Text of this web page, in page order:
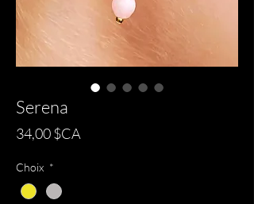
Serena
34,00 $CA
Choix *